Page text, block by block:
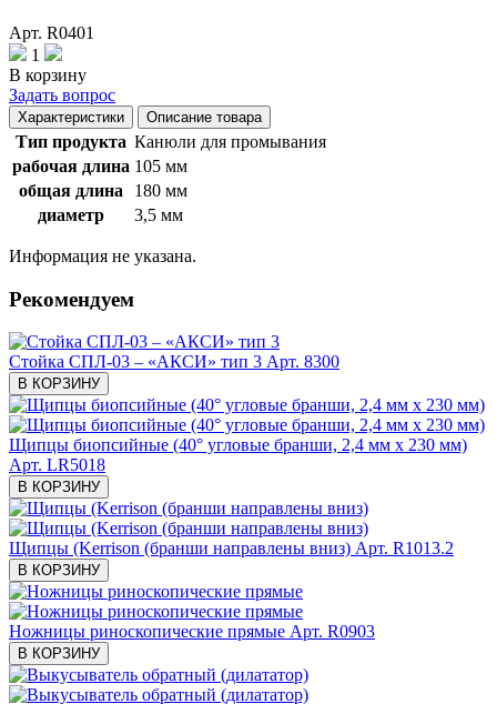
Арт. R0401
1
В корзину
Задать вопрос
Характеристики Описание товара
Тип продукта Канюли для промывания
рабочая длина 105 мм
общая длина
180 мм
диаметр
3,5 мм
Информация не указана.
Рекомендуем
Стойка СПЛ-03 – «АКСИ» тип 3 Арт. 8300
В КОРЗИНУ
Щипцы биопсийные (40° угловые бранши, 2,4 мм х 230 мм)
Арт. LR5018
В КОРЗИНУ
Щипцы (Kerrison (бранши направлены вниз) Арт. R1013.2
В КОРЗИНУ
Ножницы риноскопические прямые Арт. R0903
В КОРЗИНУ